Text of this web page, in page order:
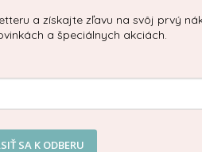
a získajte zľavu na svôj prvý
a špeciálnych akciách.
SA K ODBERU